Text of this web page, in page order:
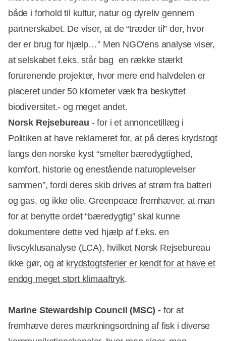
både i forhold til kultur, natur og dyreliv gennem
partnerskabet. De viser, at de “træder til” der, hvor
der er brug for hjælp…” Men NGO'ens analyse viser,
at selskabet f.eks. står bag en række stærkt
forurenende projekter, hvor mere end halvdelen er
placeret under 50 kilometer væk fra beskyttet
biodiversitet.- og meget andet.
Norsk Rejsebureau - for i et annoncetillæg i
Politiken at have reklameret for, at på deres krydstogt
langs den norske kyst “smelter bæredygtighed,
komfort, historie og enestående naturoplevelser
sammen”, fordi deres skib drives af strøm fra batteri
og gas. og ikke olie. Greenpeace fremhæver, at man
for at benytte ordet “bæredygtig” skal kunne
dokumentere dette ved hjælp af f.eks. en
livscyklusanalyse (LCA), hvilket Norsk Rejsebureau
ikke gør, og at krydstogtsferier er kendt for at have et
endog meget stort klimaaftryk.
Marine Stewardship Council (MSC) - for at
fremhæve deres mærkningsordning af fisk i diverse